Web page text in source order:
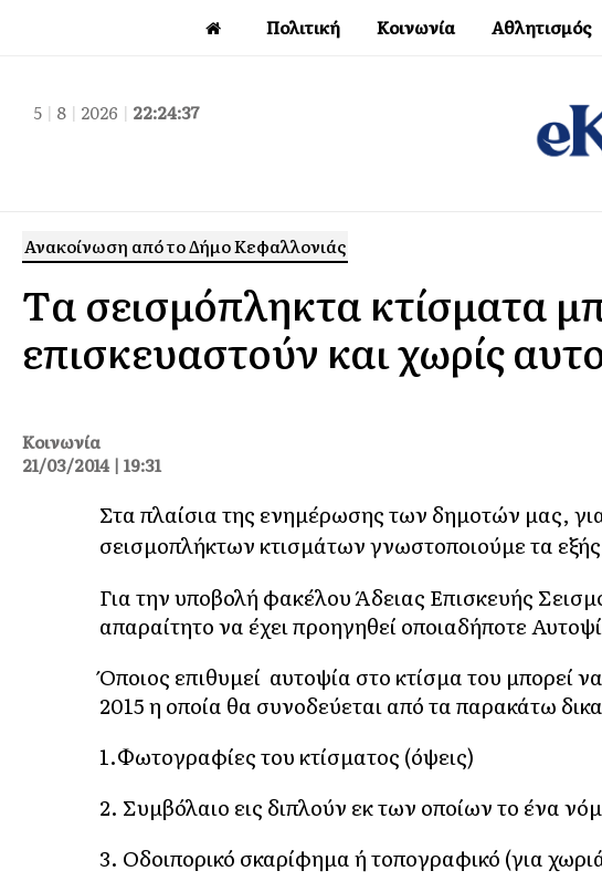
Πολιτική Κοινωνία Αθλητισμός
5 | 8 | 2026 | 22:24:37
Ανακοίνωση από το Δήμο Κεφαλλονιάς
Tα σεισμόπληκτα κτίσματα
επισκευαστούν και χωρίς
Κοινωνία
21/03/2014 | 19:31
Στα πλαίσια της ενημέρωσης των δημοτών μας,
σεισμοπλήκτων κτισμάτων γνωστοποιούμε τα
Για την υποβολή φακέλου Άδειας Επισκευής
απαραίτητο να έχει προηγηθεί οποιαδήποτε
Όποιος επιθυμεί αυτοψία στο κτίσμα του μπορεί
2015 η οποία θα συνοδεύεται από τα παρακάτω
1.Φωτογραφίες του κτίσματος (όψεις)
2. Συμβόλαιο εις διπλούν εκ των οποίων το ένα
3. Οδοιπορικό σκαρίφημα ή τοπογραφικό (για